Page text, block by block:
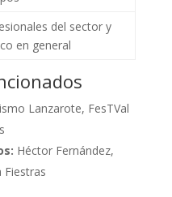
del sector y
en general
Lanzarote, FesTVal
Héctor Fernández,
Fiestras